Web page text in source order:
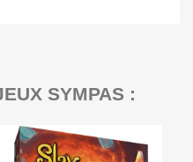
SYMPAS :